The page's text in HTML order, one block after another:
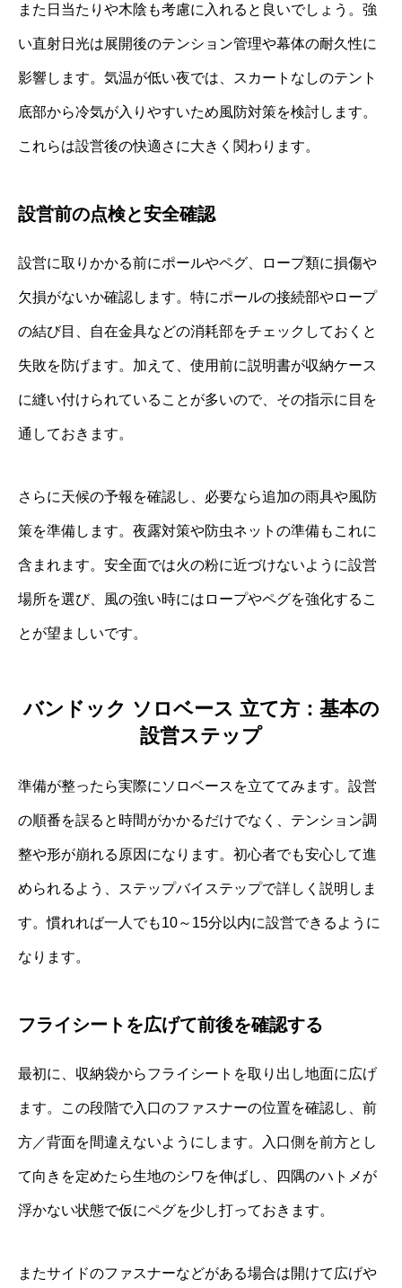
また日当たりや木陰も考慮に入れると良いでしょう。強
い直射日光は展開後のテンション管理や幕体の耐久性に
影響します。気温が低い夜では、スカートなしのテント
底部から冷気が入りやすいため風防対策を検討します。
これらは設営後の快適さに大きく関わります。
設営前の点検と安全確認
設営に取りかかる前にポールやペグ、ロープ類に損傷や
欠損がないか確認します。特にポールの接続部やロープ
の結び目、自在金具などの消耗部をチェックしておくと
失敗を防げます。加えて、使用前に説明書が収納ケース
に縫い付けられていることが多いので、その指示に目を
通しておきます。
さらに天候の予報を確認し、必要なら追加の雨具や風防
策を準備します。夜露対策や防虫ネットの準備もこれに
含まれます。安全面では火の粉に近づけないように設営
場所を選び、風の強い時にはロープやペグを強化するこ
とが望ましいです。
バンドック ソロベース 立て方：基本の
設営ステップ
準備が整ったら実際にソロベースを立ててみます。設営
の順番を誤ると時間がかかるだけでなく、テンション調
整や形が崩れる原因になります。初心者でも安心して進
められるよう、ステップバイステップで詳しく説明しま
す。慣れれば一人でも10～15分以内に設営できるように
なります。
フライシートを広げて前後を確認する
最初に、収納袋からフライシートを取り出し地面に広げ
ます。この段階で入口のファスナーの位置を確認し、前
方／背面を間違えないようにします。入口側を前方とし
て向きを定めたら生地のシワを伸ばし、四隅のハトメが
浮かない状態で仮にペグを少し打っておきます。
またサイドのファスナーなどがある場合は開けて広げや